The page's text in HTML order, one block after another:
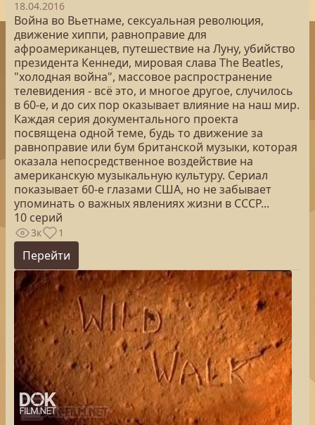
18.04.2016
Война во Вьетнаме, сексуальная революция,
движение хиппи, равноправие для
афроамериканцев, путешествие на Луну, убийство
президента Кеннеди, мировая слава The Beatles,
"холодная война", массовое распространение
телевидения - всё это, и многое другое, случилось
в 60-е, и до сих пор оказывает влияние на наш мир.
Каждая серия документального проекта
посвящена одной теме, будь то движение за
равноправие или бум британской музыки, которая
оказала непосредственное воздействие на
американскую музыкальную культуру. Сериал
показывает 60-е глазами США, но не забывает
упоминать о важных явлениях жизни в СССР...
10 серий
3к 1
Перейти